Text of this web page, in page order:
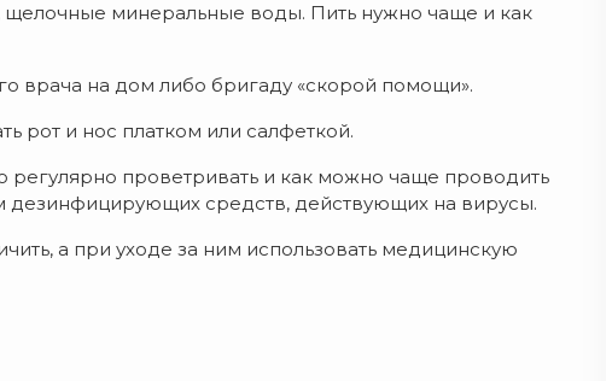
минеральные воды. Пить нужно чаще и как
врача на дом либо бригаду «скорой помощи».
рот и нос платком или салфеткой.
проветривать и как можно чаще проводить
средств, действующих на вирусы.
а при уходе за ним использовать медицинскую